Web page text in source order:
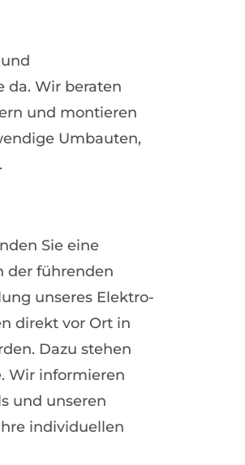
da. Wir beraten
und montieren
Umbauten,
Sie eine
der führenden
unseres Elektro-
direkt vor Ort in
Dazu stehen
Wir informieren
und unseren
individuellen